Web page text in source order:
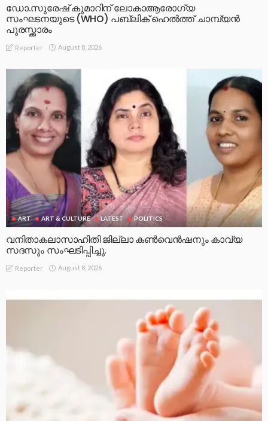
ഡോ.സുരേഷ് കുമാറിന് ലോകാആരോഗ്യ
സംഘടനയുടെ (WHO) പബ്ലിക് ഹെൽത്ത് ചാമ്പ്യൻ
പുരസ്ക്കാരം
Reporter August 8, 2026
ART ART & CULTURE LATEST POLITICS
വനിതാകലാസാഹിതി ജില്ലാ കൺവെൻഷനും കാവ്യ
സദസും സംഘടിപ്പിച്ചു.
Reporter August 8, 2026